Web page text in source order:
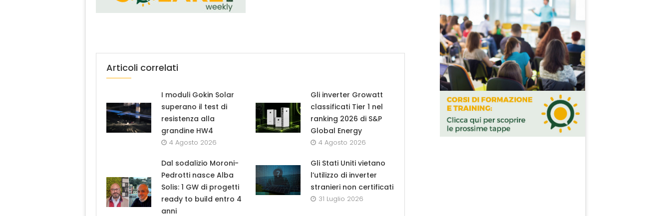
Articoli correlati
I moduli Gokin Solar
superano il test di
resistenza alla
grandine HW4
4 Agosto 2026
Gli inverter Growatt
classificati Tier 1 nel
ranking 2026 di S&P
Global Energy
4 Agosto 2026
Dal sodalizio Moroni-
Pedrotti nasce Alba
Solis: 1 GW di progetti
ready to build entro 4
anni
Gli Stati Uniti vietano
l’utilizzo di inverter
stranieri non certificati
31 Luglio 2026